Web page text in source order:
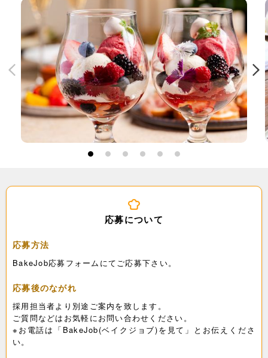
1 2 3 4 5 6
応募について
応募方法
BakeJob応募フォームにてご応募下さい。
応募後のながれ
採用担当者より別途ご案内を致します。
ご質問などはお気軽にお問い合わせください。
※お電話は「BakeJob(ベイクジョブ)を見て」とお伝えくださ
い。